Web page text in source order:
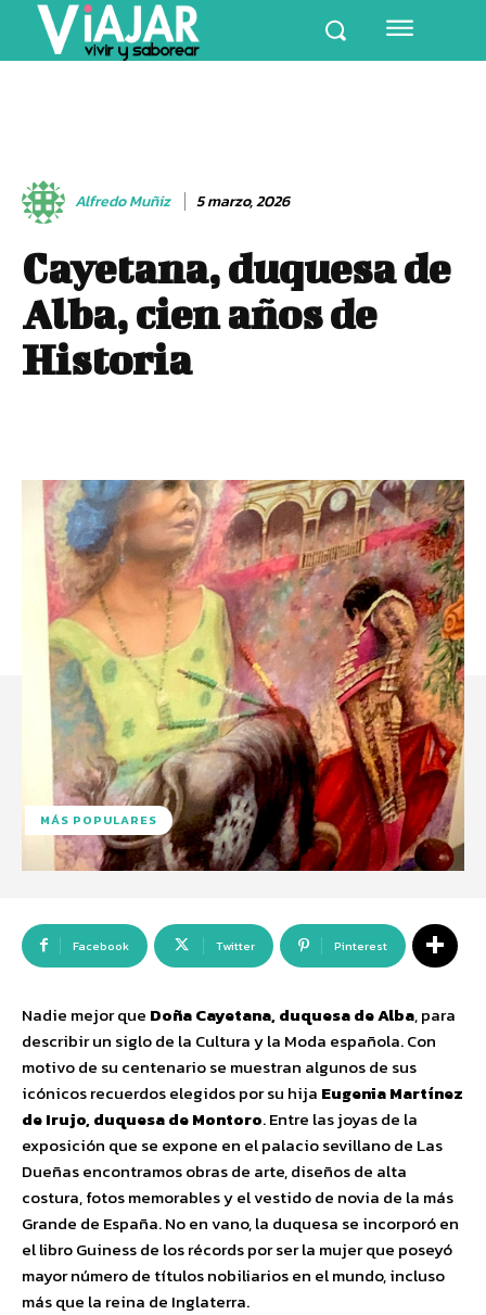
Alfredo Muñiz 5 marzo, 2026
Cayetana, duquesa de
Alba, cien años de
Historia
MÁS POPULARES
Facebook Twitter Pinterest
Nadie mejor que Doña Cayetana, duquesa de Alba, para
describir un siglo de la Cultura y la Moda española. Con
motivo de su centenario se muestran algunos de sus
icónicos recuerdos elegidos por su hija EugeniaMartínez
de Irujo, duquesa de Montoro. Entre las joyas de la
exposición que se expone en el palacio sevillano de Las
Dueñas encontramos obras de arte, diseños de alta
costura, fotos memorables y el vestido de novia de la más
Grande de España. No en vano, la duquesa se incorporó en
el libro Guiness de los récords por ser la mujer que poseyó
mayor número de títulos nobiliarios en el mundo, incluso
más que la reina de Inglaterra.